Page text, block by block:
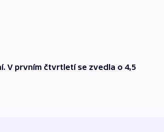
V prvním čtvrtletí se zvedla o 4,5